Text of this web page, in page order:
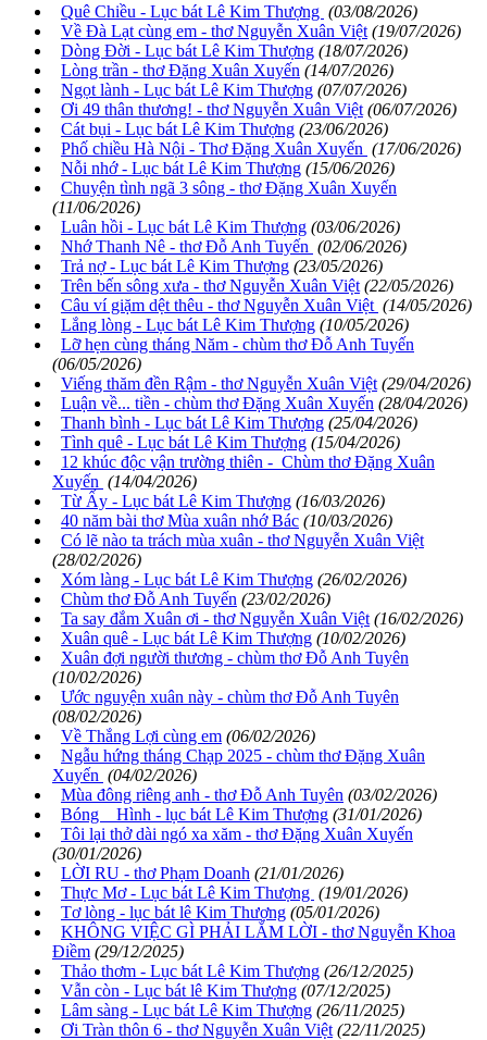
Quê Chiều - Lục bát Lê Kim Thượng (03/08/2026)
Về Đà Lạt cùng em - thơ Nguyễn Xuân Việt (19/07/2026)
Dòng Đời - Lục bát Lê Kim Thượng (18/07/2026)
Lòng trần - thơ Đặng Xuân Xuyến (14/07/2026)
Ngọt lành - Lục bát Lê Kim Thượng (07/07/2026)
Ơi 49 thân thương! - thơ Nguyễn Xuân Việt (06/07/2026)
Cát bụi - Lục bát Lê Kim Thượng (23/06/2026)
Phố chiều Hà Nội - Thơ Đặng Xuân Xuyến (17/06/2026)
Nỗi nhớ - Lục bát Lê Kim Thượng (15/06/2026)
Chuyện tình ngã 3 sông - thơ Đặng Xuân Xuyến
(11/06/2026)
Luân hồi - Lục bát Lê Kim Thượng (03/06/2026)
Nhớ Thanh Nê - thơ Đỗ Anh Tuyến (02/06/2026)
Trả nợ - Lục bát Lê Kim Thượng (23/05/2026)
Trên bến sông xưa - thơ Nguyễn Xuân Việt (22/05/2026)
Câu ví giặm dệt thêu - thơ Nguyễn Xuân Việt (14/05/2026)
Lắng lòng - Lục bát Lê Kim Thượng (10/05/2026)
Lỡ hẹn cùng tháng Năm - chùm thơ Đỗ Anh Tuyến
(06/05/2026)
Viếng thăm đền Rậm - thơ Nguyễn Xuân Việt (29/04/2026)
Luận về... tiền - chùm thơ Đặng Xuân Xuyến (28/04/2026)
Thanh bình - Lục bát Lê Kim Thượng (25/04/2026)
Tình quê - Lục bát Lê Kim Thượng (15/04/2026)
12 khúc độc vận trường thiên - Chùm thơ Đặng Xuân
Xuyến (14/04/2026)
Từ Ấy - Lục bát Lê Kim Thượng (16/03/2026)
40 năm bài thơ Mùa xuân nhớ Bác (10/03/2026)
Có lẽ nào ta trách mùa xuân - thơ Nguyễn Xuân Việt
(28/02/2026)
Xóm làng - Lục bát Lê Kim Thượng (26/02/2026)
Chùm thơ Đỗ Anh Tuyến (23/02/2026)
Ta say đắm Xuân ơi - thơ Nguyễn Xuân Việt (16/02/2026)
Xuân quê - Lục bát Lê Kim Thượng (10/02/2026)
Xuân đợi người thương - chùm thơ Đỗ Anh Tuyên
(10/02/2026)
Ước nguyện xuân này - chùm thơ Đỗ Anh Tuyên
(08/02/2026)
Về Thắng Lợi cùng em (06/02/2026)
Ngẫu hứng tháng Chạp 2025 - chùm thơ Đặng Xuân
Xuyến (04/02/2026)
Mùa đông riêng anh - thơ Đỗ Anh Tuyên (03/02/2026)
Bóng Hình - lục bát Lê Kim Thượng (31/01/2026)
Tôi lại thở dài ngó xa xăm - thơ Đặng Xuân Xuyến
(30/01/2026)
LỜI RU - thơ Phạm Doanh (21/01/2026)
Thực Mơ - Lục bát Lê Kim Thượng (19/01/2026)
Tơ lòng - lục bát lê Kim Thượng (05/01/2026)
KHÔNG VIỆC GÌ PHẢI LẮM LỜI - thơ Nguyễn Khoa
Điềm (29/12/2025)
Thảo thơm - Lục bát Lê Kim Thượng (26/12/2025)
Vẫn còn - Lục bát lê Kim Thượng (07/12/2025)
Lâm sàng - Lục bát Lê Kim Thượng (26/11/2025)
Ơi Tràn thôn 6 - thơ Nguyễn Xuân Việt (22/11/2025)